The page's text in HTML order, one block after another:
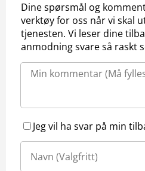
Dine spørsmål og
verktøy for oss når vi skal
tjenesten. Vi leser dine
anmodning svare så raskt
Jeg vil ha svar på min